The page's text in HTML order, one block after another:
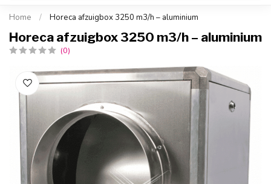
Home / Horeca afzuigbox 3250 m3/h – aluminium
Horeca afzuigbox 3250 m3/h – aluminium
(0)